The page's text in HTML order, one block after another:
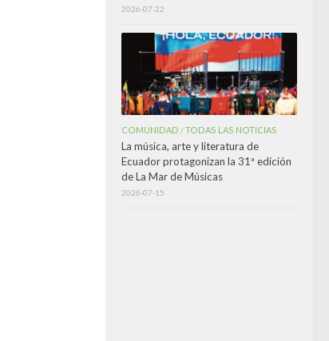
2026-07-22
COMUNIDAD /TODAS LAS NOTICIAS
La música, arte y literatura de
Ecuador protagonizan la 31ª edición
de La Mar de Músicas
2026-07-15